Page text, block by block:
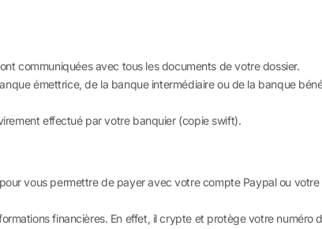
communiquées avec tous les documents de votre dossier.
émettrice, de la banque intermédiaire ou de la banque
effectué par votre banquier (copie swift).
vous permettre de payer avec votre compte Paypal ou
financières. En effet, il crypte et protège votre numéro